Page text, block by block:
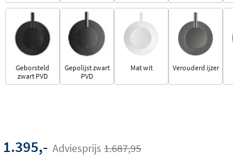
Geborsteld
zwart PVD
Gepolijst zwart
PVD
Mat wit Verouderd ijzer
1.395,- Adviesprijs 1.687,95